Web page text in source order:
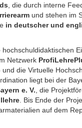
, die durch interne
und stehen im
in deutscher und
Netzwerk
und die Virtuelle
liegt bei der
e. V. , die
. Bis Ende der
auf dem